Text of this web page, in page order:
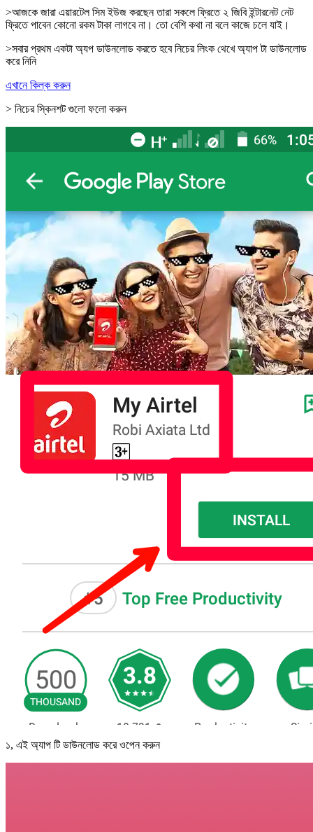
>আজকে জারা এয়ারটেল সিম ইউজ করছেন তারা সকলে ফ্রিতে ২ জিবি ইন্টারনেট নেট
ফ্রিতে পাবেন কোনো রকম টাকা লাগবে না। তো বেশি কথা না বলে কাজে চলে যাই।
>সবার প্রথম একটা অ্যপ ডাউনলোড করতে হবে নিচের লিংক থেখে অ্যাপ টা ডাউনলোড
করে নিনি
এখানে কিল্ক করুন
> নিচের স্কিনশট গুলো ফলো করুন
১, এই অ্যাপ টি ডাউনলোড করে ওপেন করুন